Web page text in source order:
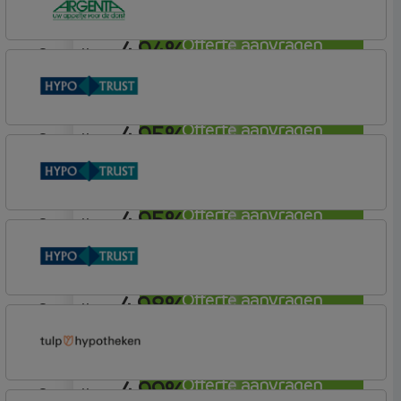
Offerte aanvragen
4,94%
Offerte aanvragen
aflosvrij
4,95%
Offerte aanvragen
Hypotheek
aflosvrij
4,95%
Offerte aanvragen
Elan Plus
aflosvrij
4,98%
Offerte aanvragen
Elan Plus
aflosvrij
4,99%
Elan Plus
aflosvrij